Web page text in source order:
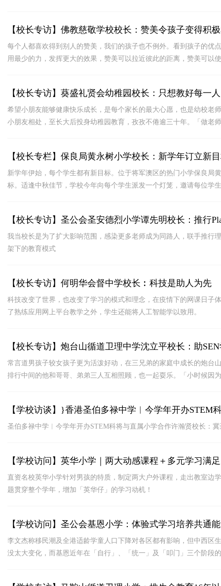
【校长专访】佛教慈敬学校校长：赞美令孩子变得积
每个人都喜欢得到别人的赞美，我们的孩子也不例外。看到孩子的优
用最少的力，发挥更大的效果，赞美可以拉近彼此的距离，赞美可以
【校长专访】葵盛礼贤会幼稚园校长：只想教好每一人
希望小朋友能够健康快乐成长，是每个家长的最大心愿，也是幼校老
小朋友相处，至长大后投身幼稚园教育，孜孜不倦逾三十年。「做老
【校长专栏】保良局黄永树小学校长：新学年订立新
新学年伊始，每个学生都有新目标。位于将军澳区的热门小学保良局
标。适逢中秋佳节，学校今年向每个学生派发一个灯笼，邀请每位学
【校长专访】圣公会圣安德烈小学谭先明校长：推行
我当校长是为了扩大影响范围，感染更多老师成为同路人，联手推行
架下的教育模式
【校长专访】何明华会督中学校长︰科技是助人为先
科技改变了世界，也改变了学习的模式和理念，在疫情下的网课日子
了熟练应用网上平台教学之外，学生还能将人工智能学以致用。
【校长专访】炮台山循道卫理中学沈立平校长：助
常言道男孩子较女孩子更为活泼好动，在三兄弟的家庭中成长的炮台
排行中间的他和哥哥、弟弟三人互相照顾，也一起耍乐。「小时候因
【学校访谈】}香港圣伯多禄中学︱今学年开办STEM
圣伯多禄中学︱今学年开办STEM科将与直属小学合作许瀚贤校长：
【学校访问】英华小学｜两大动感课程＋多元学习满
直资名校英华小学针对男孩的特质，制定两大户外课程，走出教室
题贯穿整个学年，增加「英华仔」的学习动机！
【学校访问】圣公会基恩小学：体验式学习培养共通
李文杰称移民潮及全港适龄学童人口下降对各区都有影响，但中西区
没太大变化，而基恩近年在「自行」、「统一」及「叩门」三个阶段